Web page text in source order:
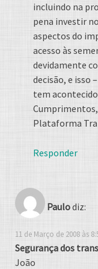
incluindo na
pena investir
aspectos do
acesso às
devidamente
decisão, e isso
tem
Cumprimentos,
Plataforma
Responder
Paulodiz:
11 de Março de 2008 às
Segurança dos
João